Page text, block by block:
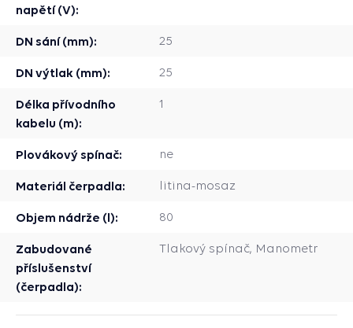
napětí (V):
DN sání (mm): 25
DN výtlak (mm): 25
Délka přívodního
kabelu (m):
1
Plovákový spínač: ne
Materiál čerpadla: litina-mosaz
Objem nádrže (l): 80
Zabudované
příslušenství
(čerpadla):
Tlakový spínač, Manometr